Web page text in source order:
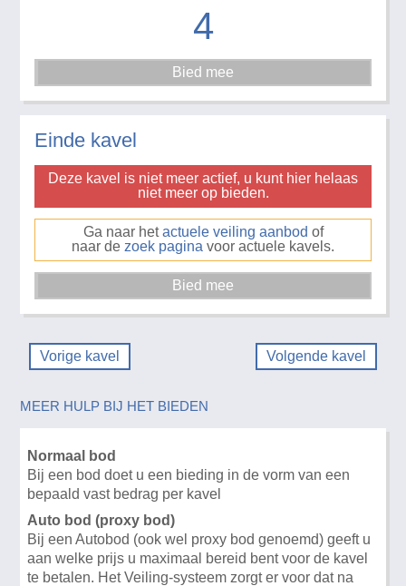
4
Einde kavel
Deze kavel is niet meer actief, u kunt hier helaas
niet meer op bieden.
Ga naar hetactuele veiling aanbod of
naar de zoek pagina voor actuele kavels.
Vorige kavel Volgende kavel
MEER HULP BIJ HET BIEDEN
Normaal bod
Bij een bod doet u een bieding in de vorm van een
bepaald vast bedrag per kavel
Auto bod (proxy bod)
Bij een Autobod (ook wel proxy bod genoemd) geeft u
aan welke prijs u maximaal bereid bent voor de kavel
te betalen. Het Veiling-systeem zorgt er voor dat na